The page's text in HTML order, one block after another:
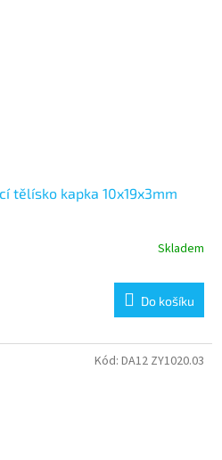
tělísko kapka 10x19x3mm
Skladem
Do košíku
Kód: DA12 ZY1020.03